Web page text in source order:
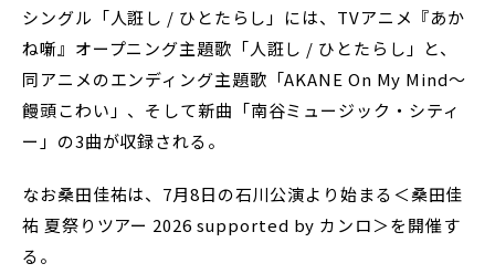
シングル「人誑し / ひとたらし」には、TVアニメ『あか
ね噺』オープニング主題歌「人誑し / ひとたらし」と、
同アニメのエンディング主題歌「AKANE On My Mind～
饅頭こわい」、そして新曲「南谷ミュージック・シティ
ー」の3曲が収録される。
なお桑田佳祐は、7月8日の石川公演より始まる＜桑田佳
祐 夏祭りツアー 2026 supported by カンロ＞を開催す
る。